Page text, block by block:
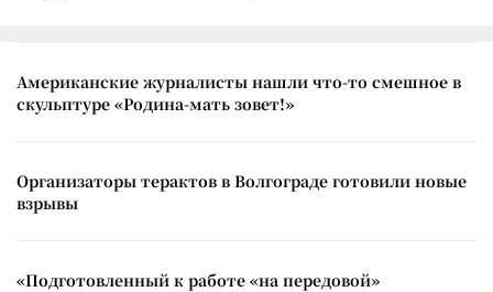
Американские журналисты нашли что-то смешное в
скульптуре «Родина-мать зовет!»
Организаторы терактов в Волгограде готовили новые
взрывы
«Подготовленный к работе «на передовой»